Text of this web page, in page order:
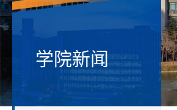
学院新闻